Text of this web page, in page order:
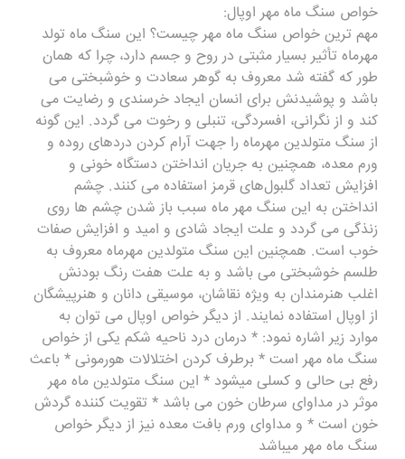
خواص سنگ ماه مهر اوپال:
مهم ترین خواص سنگ ماه مهر چیست؟ این‌ سنگ ماه تولد
مهرماه تأثیر بسیار مثبتی‌ در روح‌ و جسم دارد، چرا که همان‌
طور که‌ گفته شد معروف به‌ گوهر سعادت و خوشبختی‌ می
باشد و پوشیدنش برای انسان‌ ایجاد خرسندی و رضایت می‌
کند و از نگرانی، افسردگی، تنبلی و رخوت‌ می ‌گردد. این گونه
از سنگ متولدین مهرماه را جهت آرام کردن دردهای‌ روده‌ و
ورم‌ معده، همچنین به ‌جریان ‌انداختن‌ دستگاه خونی و
افزایش‌ تعداد گلبول‌های‌ قرمز استفاده می کنند. چشم
انداختن به این سنگ مهر ماه سبب باز شدن چشم ها روی
زنذگی می گردد و علت ایجاد شادی و امید و افزایش صفات‌
خوب است. همچنین این سنگ متولدین مهرماه معروف به
طلسم‌ خوشبختی‌ می باشد و به‌ علت هفت‌ رنگ‌ بودنش
اغلب هنرمندان‌ به‌ ویژه نقاشان، موسیقی دانان و هنرپیشگان‌
از اوپال استفاده‌ نمایند. از دیگر خواص اوپال می توان به
موارد زیر اشاره نمود: * درمان درد ناحیه شکم یکی از خواص
سنگ ماه مهر است * برطرف کردن اختلالات هورمونی * باعث
رفع بی حالی و کسلی میشود * این سنگ متولدین ماه مهر
موثر در مداوای سرطان خون می باشد * تقویت کننده گردش
خون است * و مداوای ورم بافت معده نیز از دیگر خواص
سنگ ماه مهر میباشد